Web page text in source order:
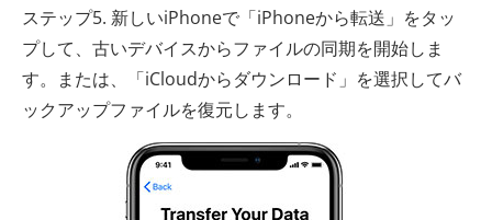
ステップ5. 新しいiPhoneで「iPhoneから転送」をタッ
プして、古いデバイスからファイルの同期を開始しま
す。または、「iCloudからダウンロード」を選択してバ
ックアップファイルを復元します。